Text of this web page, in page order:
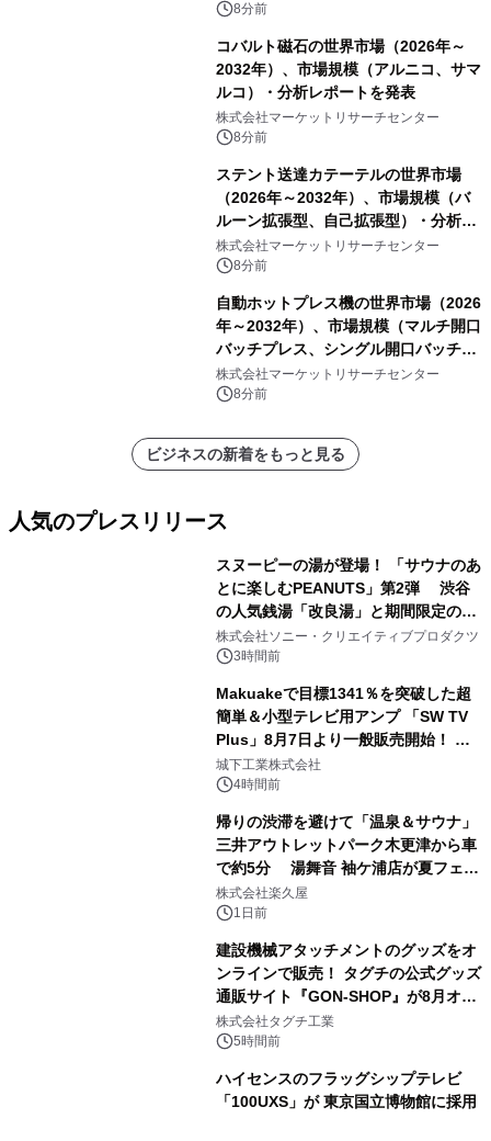
8分前
コバルト磁石の世界市場（2026年～
2032年）、市場規模（アルニコ、サマ
ルコ）・分析レポートを発表
株式会社マーケットリサーチセンター
8分前
ステント送達カテーテルの世界市場
（2026年～2032年）、市場規模（バ
ルーン拡張型、自己拡張型）・分析レ
ポートを発表
株式会社マーケットリサーチセンター
8分前
自動ホットプレス機の世界市場（2026
年～2032年）、市場規模（マルチ開口
バッチプレス、シングル開口バッチプ
レス、連続ホットプレスライン、真空
成形、その他）・分析レポートを発表
株式会社マーケットリサーチセンター
8分前
ビジネスの新着をもっと見る
人気のプレスリリース
スヌーピーの湯が登場！ 「サウナのあ
とに楽しむPEANUTS」第2弾 渋谷
の人気銭湯「改良湯」と期間限定のコ
ラボレーション サウナイキタイコラ
ボグッズも発売決定！
株式会社ソニー・クリエイティブプロダクツ
3時間前
Makuakeで目標1341％を突破した超
簡単＆小型テレビ用アンプ 「SW TV
Plus」8月7日より一般販売開始！ ケ
ーブル1本つなぐだけ、テレビの音が
ぐっと豊かに
城下工業株式会社
4時間前
帰りの渋滞を避けて「温泉＆サウナ」
三井アウトレットパーク木更津から車
で約5分 湯舞音 袖ケ浦店が夏フェア
メニューを提供
株式会社楽久屋
1日前
建設機械アタッチメントのグッズをオ
ンラインで販売！ タグチの公式グッズ
通販サイト『GON-SHOP』が8月オー
プン
株式会社タグチ工業
5時間前
ハイセンスのフラッグシップテレビ
「100UXS」が 東京国立博物館に採用